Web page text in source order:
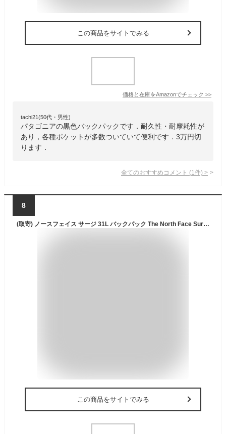
この商品をサイトでみる
価格と在庫をAmazonでチェック >>
tachi21(50代・男性)
パタゴニアの黒色バックパックです．耐久性・耐摩耗性が
あり，各種ポケットが多数ついていて便利です．3万円切
ります．
全てのおすすめコメント (1 件) >
8
(取寄) ノースフェイス サージ 31L バックパック The North Face Surge 31L Backpack TNF Black/TNF Black-NPF
この商品をサイトでみる